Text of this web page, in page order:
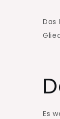
Das
Es